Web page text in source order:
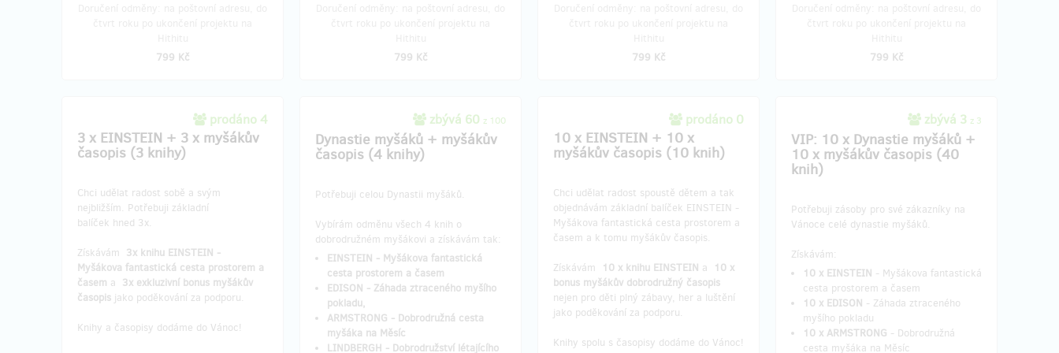
799 Kč
799 Kč
799 Kč
799 Kč
prodáno 4
3 x EINSTEIN + 3 x myšákův
časopis (3 knihy)
Chci udělat radost sobě a svým
nejbližším. Potřebuji základní
balíček hned 3x.
Získávám 3x knihu EINSTEIN -
Myšákova fantastická cesta prostorem a
časem a 3x exkluzivní bonus myšákův
časopis jako poděkování za podporu.
Knihy a časopisy dodáme do Vánoc!
zbývá 60 z 100
Dynastie myšáků + myšákův
časopis (4 knihy)
Potřebuji celou Dynastii myšáků.
Vybírám odměnu všech 4 knih o
dobrodružném myšákovi a získávám tak:
EINSTEIN - Myšákova fantastická
cesta prostorem a časem
EDISON - Záhada ztraceného myšího
pokladu,
ARMSTRONG - Dobrodružná cesta
myšáka na Měsíc
LINDBERGH - Dobrodružství létajícího
prodáno 0
10 x EINSTEIN + 10 x
myšákův časopis (10 knih)
Chci udělat radost spoustě dětem a tak
objednávám základní balíček EINSTEIN -
Myšákova fantastická cesta prostorem a
časem a k tomu myšákův časopis.
Získávám 10 x knihu EINSTEIN a 10 x
bonus myšákův dobrodružný časopis
nejen pro děti plný zábavy, her a luštění
jako poděkování za podporu.
Knihy spolu s časopisy dodáme do Vánoc!
zbývá 3 z 3
VIP: 10 x Dynastie myšáků +
10 x myšákův časopis (40
knih)
Potřebuji zásoby pro své zákazníky na
Vánoce celé dynastie myšáků.
Získávám:
10 x EINSTEIN - Myšákova fantastická
cesta prostorem a časem
10 x EDISON - Záhada ztraceného
myšího pokladu
10 x ARMSTRONG - Dobrodružná
cesta myšáka na Měsíc